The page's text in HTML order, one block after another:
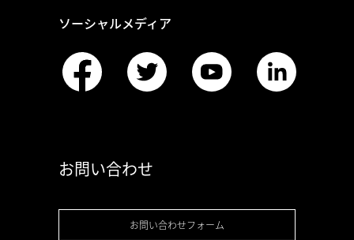
ソーシャルメディア
お問い合わせ
お問い合わせフォーム